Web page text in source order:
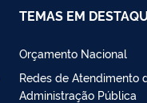
TEMAS EM
Orçamento Nacional
Redes de Atendimento
Administração Pública